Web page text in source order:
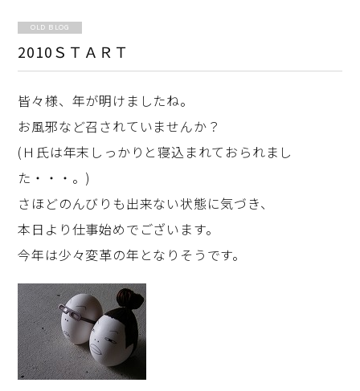
OLD BLOG
2010ＳＴＡＲＴ
皆々様、年が明けましたね。
お風邪など召されていませんか？
(Ｈ氏は年末しっかりと寝込まれておられまし
た・・・。)
さほどのんびりも出来ない状態に気づき、
本日より仕事始めでございます。
今年は少々変革の年となりそうです。